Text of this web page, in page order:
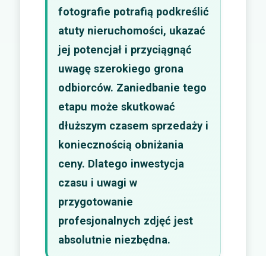
fotografie potrafią podkreślić
atuty nieruchomości, ukazać
jej potencjał i przyciągnąć
uwagę szerokiego grona
odbiorców. Zaniedbanie tego
etapu może skutkować
dłuższym czasem sprzedaży i
koniecznością obniżania
ceny. Dlatego inwestycja
czasu i uwagi w
przygotowanie
profesjonalnych zdjęć jest
absolutnie niezbędna.